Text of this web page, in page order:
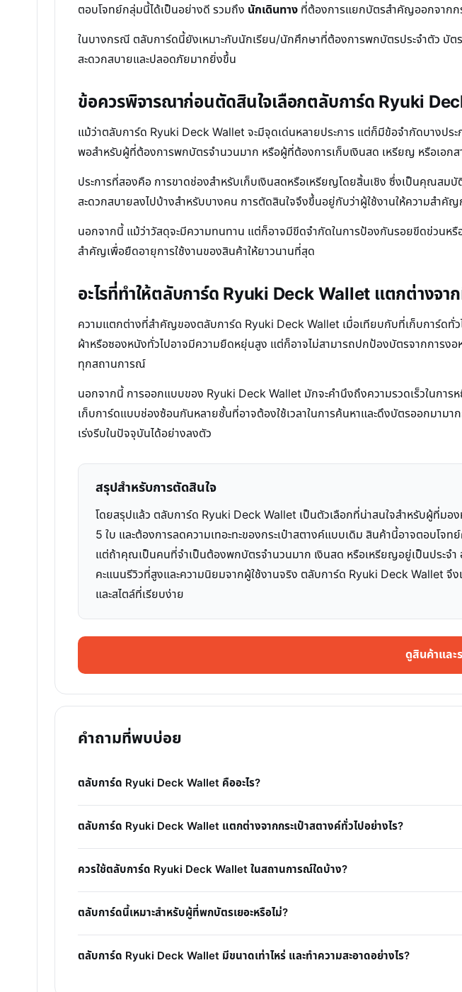
ตอบโจทย์กลุ่มนี้ได้เป็นอย่างดี รวมถึง นักเดินทาง ที่ต้องการแยกบัตรสำคัญออกจากกร
ในบางกรณี ตลับการ์ดนี้ยังเหมาะกับนักเรียน/นักศึกษาที่ต้องการพกบัตรประจำตัว บั
สะดวกสบายและปลอดภัยมากยิ่งขึ้น
ข้อควรพิจารณาก่อนตัดสินใจเลือกตลับการ์ด Ryuki
แม้ว่าตลับการ์ด Ryuki Deck Wallet จะมีจุดเด่นหลายประการ แต่ก็มีข้อจำกัดบางป
พอสำหรับผู้ที่ต้องการพกบัตรจำนวนมาก หรือผู้ที่ต้องการเก็บเงินสด เหรียญ หรือเอ
ประการที่สองคือ การขาดช่องสำหรับเก็บเงินสดหรือเหรียญโดยสิ้นเชิง ซึ่งเป็นคุณสมบั
สะดวกสบายลงไปบ้างสำหรับบางคน การตัดสินใจจึงขึ้นอยู่กับว่าผู้ใช้งานให้ความสำ
นอกจากนี้ แม้ว่าวัสดุจะมีความทนทาน แต่ก็อาจมีขีดจำกัดในการป้องกันรอยขีดข่วนหรื
สำคัญเพื่อยืดอายุการใช้งานของสินค้าให้ยาวนานที่สุด
อะไรที่ทำให้ตลับการ์ด Ryuki Deck Wallet แตกต่างจา
ความแตกต่างที่สำคัญของตลับการ์ด Ryuki Deck Wallet เมื่อเทียบกับที่เก็บการ์ดทั่ว
ผ้าหรือซองหนังทั่วไปอาจมีความยืดหยุ่นสูง แต่ก็อาจไม่สามารถปกป้องบัตรจากการง
ทุกสถานการณ์
นอกจากนี้ การออกแบบของ Ryuki Deck Wallet มักจะคำนึงถึงความรวดเร็วในกา
เก็บการ์ดแบบช่องซ้อนกันหลายชั้นที่อาจต้องใช้เวลาในการค้นหาและดึงบัตรออกมาม
เร่งรีบในปัจจุบันได้อย่างลงตัว
สรุปสำหรับการตัดสินใจ
โดยสรุปแล้ว ตลับการ์ด Ryuki Deck Wallet เป็นตัวเลือกที่น่าสนใจสำหรับผู้ที่ม
5 ใบ และต้องการลดความเทอะทะของกระเป๋าสตางค์แบบเดิม สินค้านี้อาจตอบโ
แต่ถ้าคุณเป็นคนที่จำเป็นต้องพกบัตรจำนวนมาก เงินสด หรือเหรียญอยู่เป็นประจ
คะแนนรีวิวที่สูงและความนิยมจากผู้ใช้งานจริง ตลับการ์ด Ryuki Deck Wallet
และสไตล์ที่เรียบง่าย
ดูสินค้าและ
คำถามที่พบบ่อย
ตลับการ์ด Ryuki Deck Wallet คืออะไร?
ตลับการ์ด Ryuki Deck Wallet แตกต่างจากกระเป๋าสตางค์ทั่วไปอย่างไร?
ควรใช้ตลับการ์ด Ryuki Deck Wallet ในสถานการณ์ใดบ้าง?
ตลับการ์ดนี้เหมาะสำหรับผู้ที่พกบัตรเยอะหรือไม่?
ตลับการ์ด Ryuki Deck Wallet มีขนาดเท่าไหร่ และทำความสะอาดอย่างไร?